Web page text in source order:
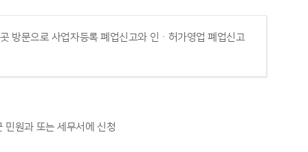
방문으로 사업자등록 폐업신고와 인ㆍ허가영업 폐업신고
민원과 또는 세무서에 신청